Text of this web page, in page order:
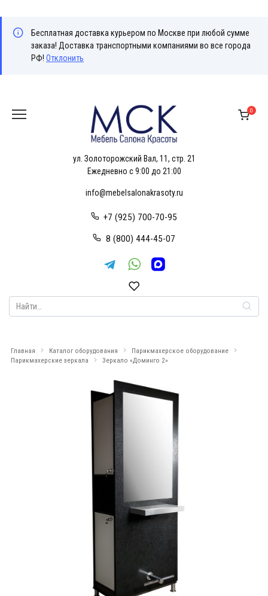
Бесплатная доставка курьером по Москве при любой сумме
заказа! Доставка транспортными компаниями во все города
РФ! Отклонить
содержанию
ул. Золоторожский Вал, 11, стр. 21
Ежедневно с 9:00 до 21:00
info@mebelsalonakrasoty.ru
+7 (925) 700-70-95
8 (800) 444-45-07
0
Search
for:
Главная Каталог оборудования
Парикмахерское оборудование
Парикмахерские зеркала
Зеркало «Доминго 2»